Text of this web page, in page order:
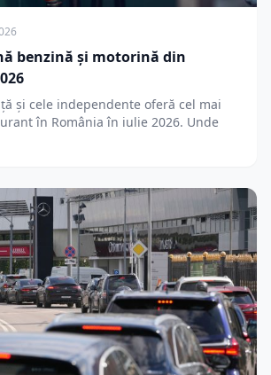
benzină și motorină din
și cele independente oferă cel mai
în România în iulie 2026. Unde